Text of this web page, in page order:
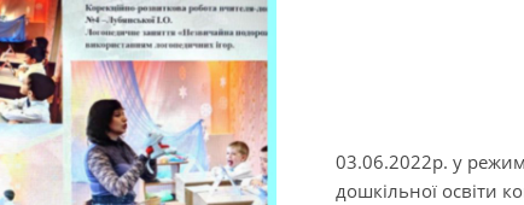
03.06.2022р. у
дошкільної освіти